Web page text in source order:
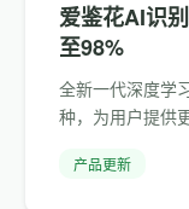
爱鉴花AI识
至98%
全新一代深度学
种，为用户提供
产品更新